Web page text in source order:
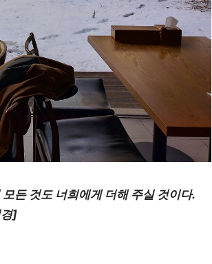
든 것도 너희에게 더해 주실 것이다.
]